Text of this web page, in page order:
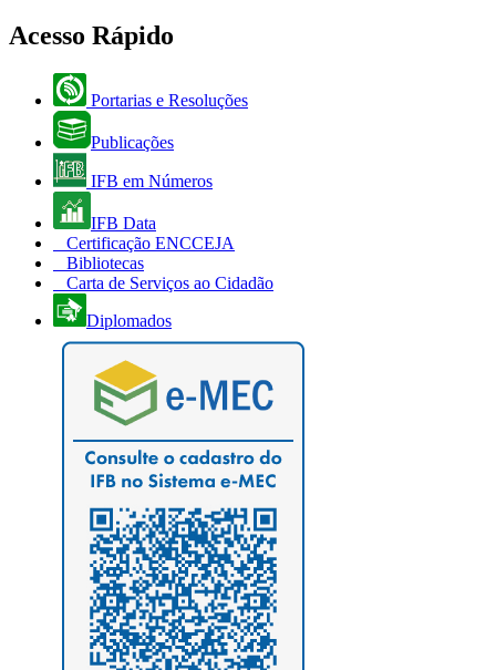
Acesso Rápido
Portarias e Resoluções
Publicações
IFB em Números
IFB Data
Certificação ENCCEJA
Bibliotecas
Carta de Serviços ao Cidadão
Diplomados